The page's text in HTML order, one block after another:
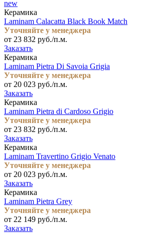
new
Керамика
Laminam Calacatta Black Book Match
Уточняйте у менеджера
от 23 832 руб./п.м.
Заказать
Керамика
Laminam Pietra Di Savoia Grigia
Уточняйте у менеджера
от 20 023 руб./п.м.
Заказать
Керамика
Laminam Pietra di Cardoso Grigio
Уточняйте у менеджера
от 23 832 руб./п.м.
Заказать
Керамика
Laminam Travertino Grigio Venato
Уточняйте у менеджера
от 20 023 руб./п.м.
Заказать
Керамика
Laminam Pietra Grey
Уточняйте у менеджера
от 22 149 руб./п.м.
Заказать